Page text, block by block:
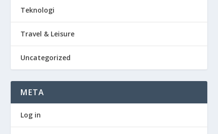
Teknologi
Travel & Leisure
Uncategorized
META
Log in